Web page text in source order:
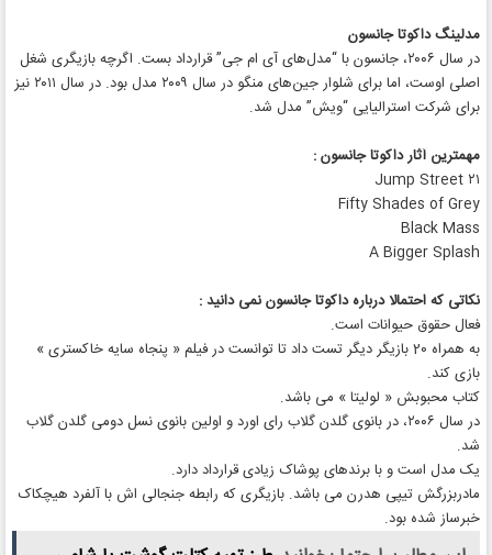
مدلینگ داکوتا جانسون
در سال ۲۰۰۶، جانسون با “مدل‌های آی ام جی” قرارداد بست. اگرچه بازیگری شغل
اصلی اوست، اما برای شلوار جین‌های منگو در سال ۲۰۰۹ مدل بود. در سال ۲۰۱۱ نیز
برای شرکت استرالیایی “ویش” مدل شد.
مهمترین آثار داکوتا جانسون :
۲۱ Jump Street
Fifty Shades of Grey
Black Mass
A Bigger Splash
نکاتی که احتمالا درباره داکوتا جانسون نمی دانید :
فعال حقوق حیوانات است.
به همراه 20 بازیگر دیگر تست داد تا توانست در فیلم « پنجاه سایه خاکستری »
بازی کند.
کتاب محبوبش « لولیتا » می باشد.
در سال ۲۰۰۶، در بانوی گلدن گلاب رای اورد و اولین بانوی نسل دومی گلدن گلاب
شد.
یک مدل است و با برندهای پوشاک زیادی قرارداد دارد.
مادربزرگش تیپی هدرن می باشد. بازیگری که رابطه جنجالی اش با آلفرد هیچکاک
خبرساز شده بود.